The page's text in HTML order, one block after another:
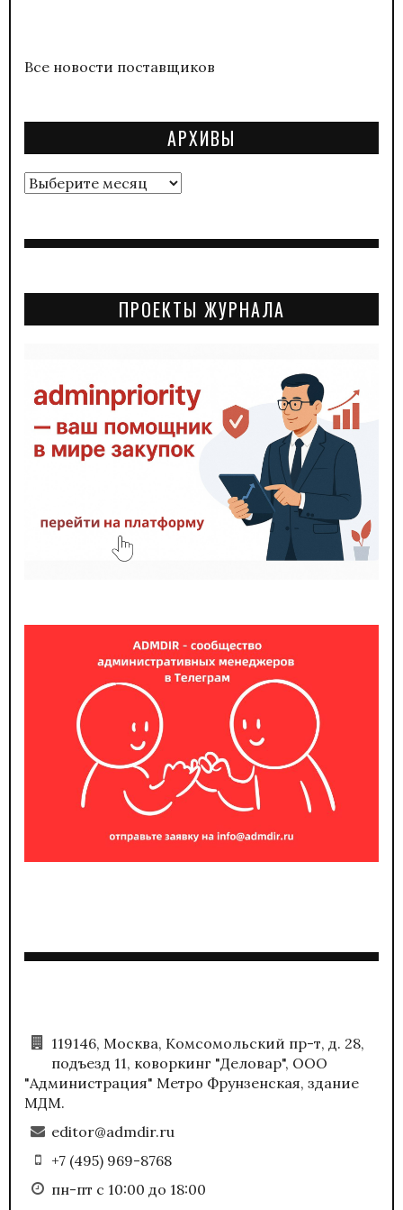
Все новости поставщиков
АРХИВЫ
Архивы
ПРОЕКТЫ ЖУРНАЛА
119146, Москва, Комсомольский пр-т, д. 28,
подъезд 11, коворкинг "Деловар", ООО
"Администрация" Метро Фрунзенская, здание
МДМ.
editor@admdir.ru
+7 (495) 969-8768
пн-пт с 10:00 до 18:00